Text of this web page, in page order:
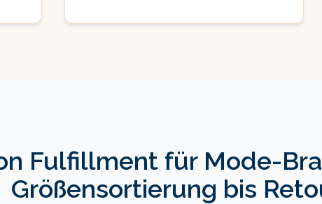
Fulfillment für Mode-
Größensortierung bis